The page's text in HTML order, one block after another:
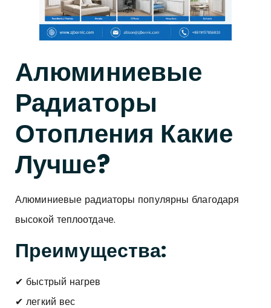
Алюминиевые
Радиаторы
Отопления Какие
Лучше?
Алюминиевые радиаторы популярны благодаря
высокой теплоотдаче.
Преимущества:
✔ быстрый нагрев
✔ легкий вес